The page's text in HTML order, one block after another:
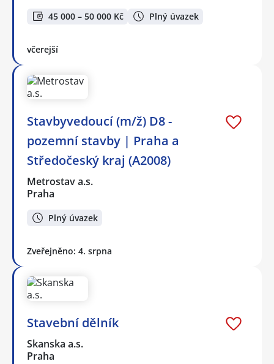
45 000 – 50 000 Kč Plný úvazek
včerejší
Stavbyvedoucí (m/ž) D8 -
pozemní stavby | Praha a
Středočeský kraj (A2008)
Metrostav a.s.
Praha
Plný úvazek
Zveřejněno: 4. srpna
Stavební dělník
Skanska a.s.
Praha